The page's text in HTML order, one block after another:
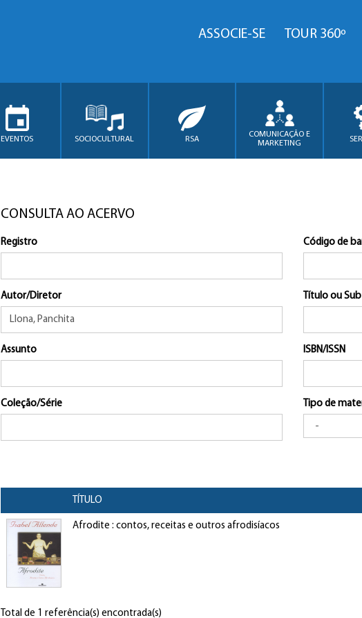
ASSOCIE-SE TOUR 360º
EVENTOS SOCIOCULTURAL RSA
COMUNICAÇÃO E
MARKETING
CONSULTA AO ACERVO
Registro Código de
Autor/Diretor Título ou
Assunto ISBN/ISSN
Coleção/Série Tipo de
TÍTULO
Afrodite : contos, receitas e outros afrodisíacos
Total de 1 referência(s) encontrada(s)